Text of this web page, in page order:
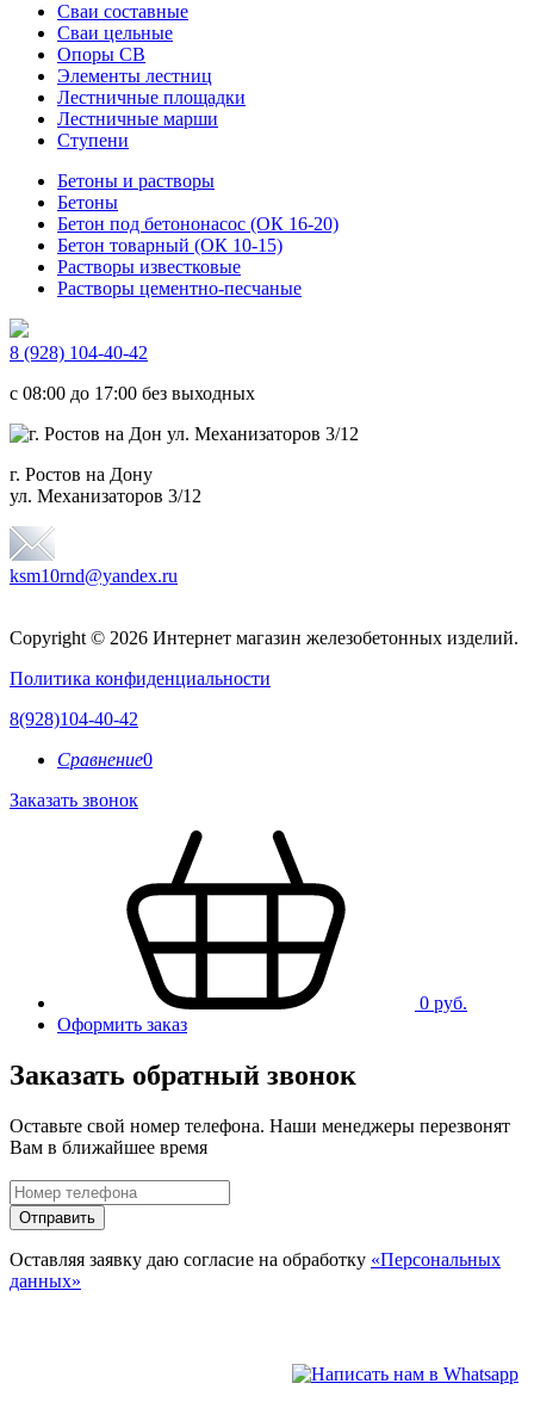
Сваи составные
Сваи цельные
Опоры СВ
Элементы лестниц
Лестничные площадки
Лестничные марши
Ступени
Бетоны и растворы
Бетоны
Бетон под бетононасос (ОК 16-20)
Бетон товарный (ОК 10-15)
Растворы известковые
Растворы цементно-песчаные
8 (928) 104-40-42
c 08:00 до 17:00 без выходных
г. Ростов на Дону
ул. Механизаторов 3/12
ksm10rnd@yandex.ru
Copyright © 2026 Интернет магазин железобетонных изделий.
Политика конфиденциальности
8(928)104-40-42
Сравнение0
Заказать звонок
0 руб.
Оформить заказ
Заказать обратный звонок
Оставьте свой номер телефона. Наши менеджеры перезвонят
Вам в ближайшее время
Отправить
Оставляя заявку даю согласие на обработку «Персональных
данных»